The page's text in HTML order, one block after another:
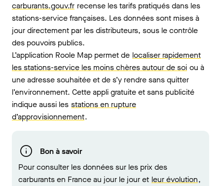
carburants.gouv.fr recense les tarifs pratiqués dans les
stations-service françaises. Les données sont mises à
jour directement par les distributeurs, sous le contrôle
des pouvoirs publics.
L’application Roole Map permet de localiser rapidement
les stations-service les moins chères autour de soi ou à
une adresse souhaitée et de s’y rendre sans quitter
l’environnement. Cette appli gratuite et sans publicité
indique aussi les stations en rupture
d’approvisionnement.
Bon à savoir
Pour consulter les données sur les prix des
carburants en France au jour le jour et leur évolution,